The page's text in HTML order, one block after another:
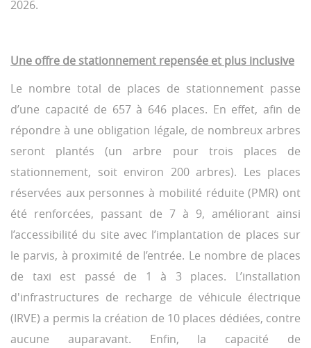
2026.
Une offre de stationnement repensée et plus inclusive
Le nombre total de places de stationnement passe
d’une capacité de 657 à 646 places. En effet, afin de
répondre à une obligation légale, de nombreux arbres
seront plantés (un arbre pour trois places de
stationnement, soit environ 200 arbres). Les places
réservées aux personnes à mobilité réduite (PMR) ont
été renforcées, passant de 7 à 9, améliorant ainsi
l’accessibilité du site avec l’implantation de places sur
le parvis, à proximité de l’entrée. Le nombre de places
de taxi est passé de 1 à 3 places. L’installation
d'infrastructures de recharge de véhicule électrique
(IRVE) a permis la création de 10 places dédiées, contre
aucune auparavant. Enfin, la capacité de